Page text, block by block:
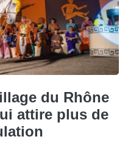
du Rhône
attire plus de